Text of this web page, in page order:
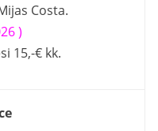
Costa.
)
15,-€ kk.